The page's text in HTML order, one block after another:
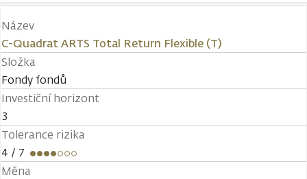
Název
C-Quadrat ARTS Total Return Flexible (T)
Složka
Fondy fondů
Investiční horizont
3
Tolerance rizika
4 / 7
Měna